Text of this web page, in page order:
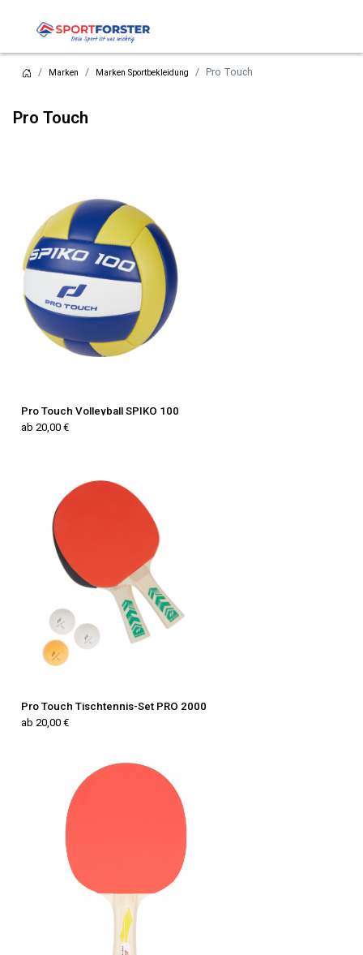
Marken Marken Sportbekleidung Pro Touch
Pro Touch
Pro Touch Volleyball SPIKO 100
ab 20,00 €
Pro Touch Tischtennis-Set PRO 2000
ab 20,00 €